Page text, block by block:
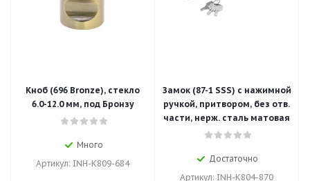
Кноб (696 Bronze), стекло
6.0-12.0 мм, под Бронзу
Много
Артикул: INH-K809-684
Замок (87-1 SSS) с нажимной
ручкой, притвором, без отв.
части, нерж. сталь матовая
Достаточно
Артикул: INH-K804-870